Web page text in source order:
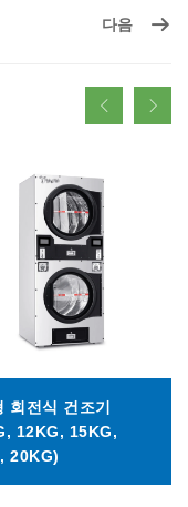
다음
회전식 건조기
12KG, 15KG,
20KG)